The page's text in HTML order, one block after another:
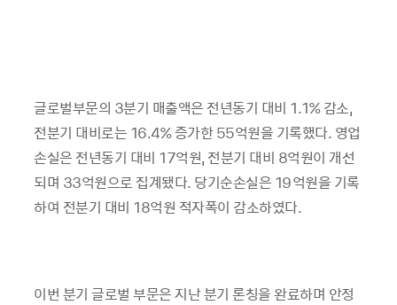
글로벌부문의 3분기 매출액은 전년동기 대비 1.1% 감소,
전분기 대비로는 16.4% 증가한 55억원을 기록했다. 영업
손실은 전년동기 대비 17억원, 전분기 대비 8억원이 개선
되며 33억원으로 집계됐다. 당기순손실은 19억원을 기록
하여 전분기 대비 18억원 적자폭이 감소하였다.
이번 분기 글로벌 부문은 지난 분기 론칭을 완료하며 안정